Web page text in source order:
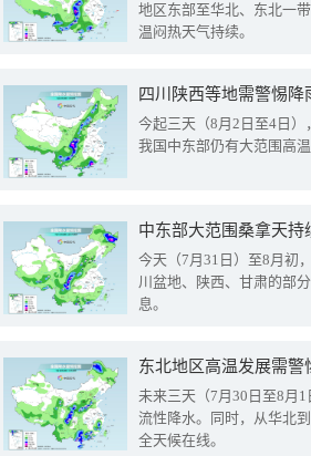
地区东部至华北、东北一
温闷热天气持续。
今起三天（8月2日至4日
我国中东部仍有大范围高
中东部大范围桑拿天
今天（7月31日）至8月初
川盆地、陕西、甘肃的部
息。
东北地区高温发展需
未来三天（7月30日至8月
流性降水。同时，从华北
全天候在线。